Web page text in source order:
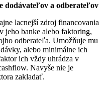
dodávateľov a odberateľov
lacnejší zdroj financovania
jeho banke alebo faktoring,
odberateľa. Umožňuje mu
alebo minimálne ich
ich vždy uhrádza v
Navyše nie je
zakladať.